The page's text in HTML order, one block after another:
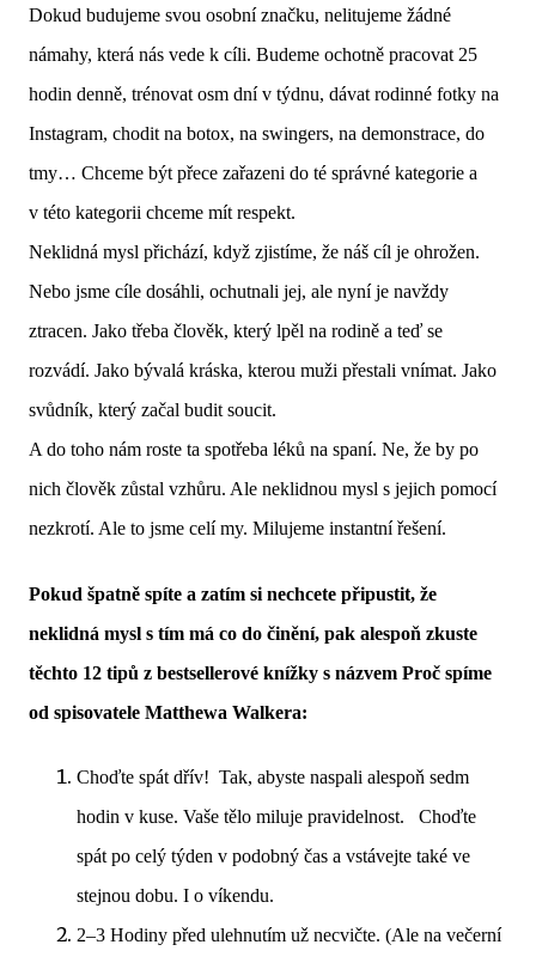
Dokud budujeme svou osobní značku, nelitujeme žádné
námahy, která nás vede k cíli. Budeme ochotně pracovat 25
hodin denně, trénovat osm dní v týdnu, dávat rodinné fotky na
Instagram, chodit na botox, na swingers, na demonstrace, do
tmy… Chceme být přece zařazeni do té správné kategorie a
v této kategorii chceme mít respekt.
Neklidná mysl přichází, když zjistíme, že náš cíl je ohrožen.
Nebo jsme cíle dosáhli, ochutnali jej, ale nyní je navždy
ztracen. Jako třeba člověk, který lpěl na rodině a teď se
rozvádí. Jako bývalá kráska, kterou muži přestali vnímat. Jako
svůdník, který začal budit soucit.
A do toho nám roste ta spotřeba léků na spaní. Ne, že by po
nich člověk zůstal vzhůru. Ale neklidnou mysl s jejich pomocí
nezkrotí. Ale to jsme celí my. Milujeme instantní řešení.
Pokud špatně spíte a zatím si nechcete připustit, že
neklidná mysl s tím má co do činění, pak alespoň zkuste
těchto 12 tipů z bestsellerové knížky s názvem Proč spíme
od spisovatele Matthewa Walkera:
Choďte spát dřív! Tak, abyste naspali alespoň sedm
hodin v kuse. Vaše tělo miluje pravidelnost. Choďte
spát po celý týden v podobný čas a vstávejte také ve
stejnou dobu. I o víkendu.
2–3 Hodiny před ulehnutím už necvičte. (Ale na večerní